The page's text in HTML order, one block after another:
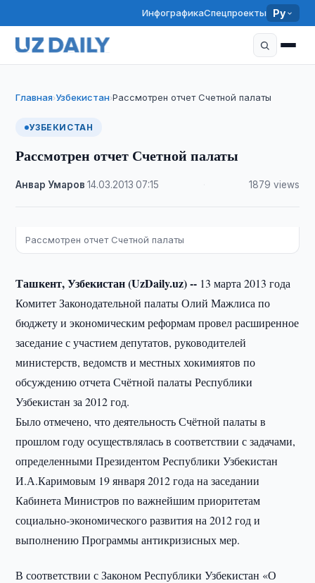
ИнфографикаСпецпроекты Ру
Главная›Узбекистан›Рассмотрен отчет Счетной палаты
УЗБЕКИСТАН
Рассмотрен отчет Счетной палаты
Анвар Умаров ·14.03.2013 ·07:15 1879 views
Рассмотрен отчет Счетной палаты
Ташкент, Узбекистан (UzDaily.uz) -- 13 марта 2013 года
Комитет Законодательной палаты Олий Мажлиса по
бюджету и экономическим реформам провел расширенное
заседание с участием депутатов, руководителей
министерств, ведомств и местных хокимиятов по
обсуждению отчета Счётной палаты Республики
Узбекистан за 2012 год.
Было отмечено, что деятельность Счётной палаты в
прошлом году осуществлялась в соответствии с задачами,
определенными Президентом Республики Узбекистан
И.А.Каримовым 19 января 2012 года на заседании
Кабинета Министров по важнейшим приоритетам
социально-экономического развития на 2012 год и
выполнению Программы антикризисных мер.
В соответствии с Законом Республики Узбекистан «О